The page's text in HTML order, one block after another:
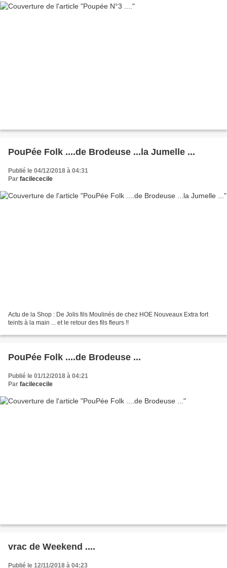
PouPée Folk ....de Brodeuse ...la Jumelle ...
Publié le 04/12/2018 à 04:31
Par facilececile
Actu de la Shop : De Jolis fils Moulinés de chez HOE Nouveaux Extra fort
teints à la main ... et le retour des fils fleurs !!
PouPée Folk ....de Brodeuse ...
Publié le 01/12/2018 à 04:21
Par facilececile
vrac de Weekend ....
Publié le 12/11/2018 à 04:23